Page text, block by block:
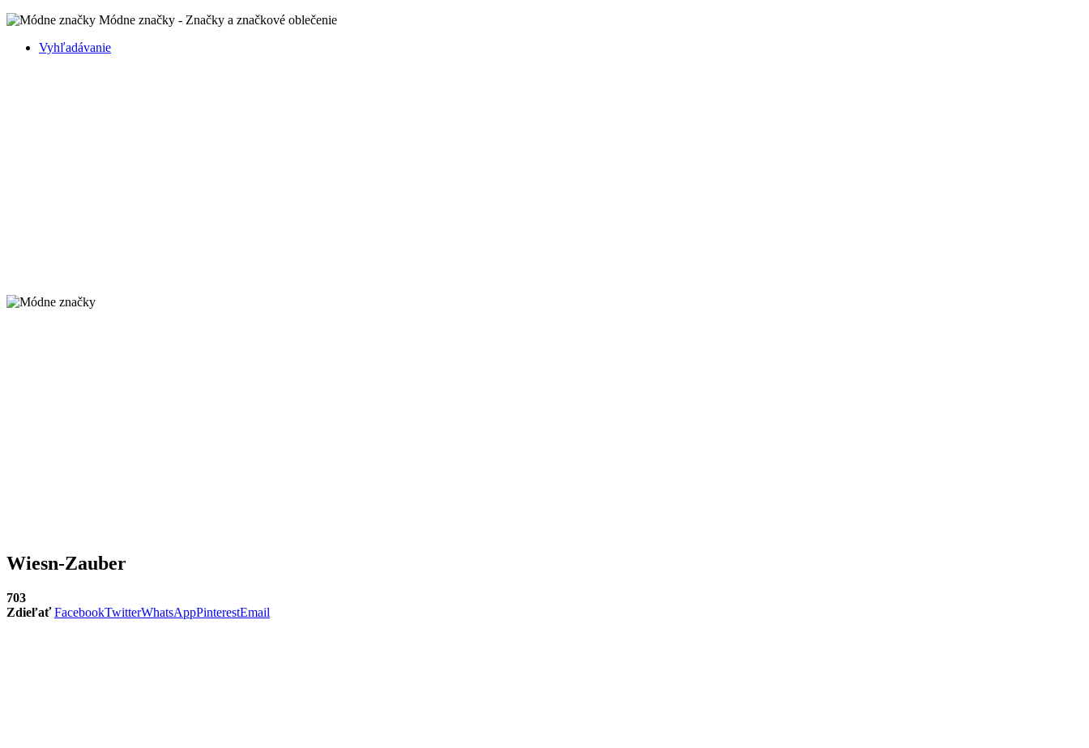
Módne značky - Značky a značkové oblečenie
Vyhľadávanie
Wiesn-Zauber
703
Zdieľať FacebookTwitterWhatsAppPinterestEmail